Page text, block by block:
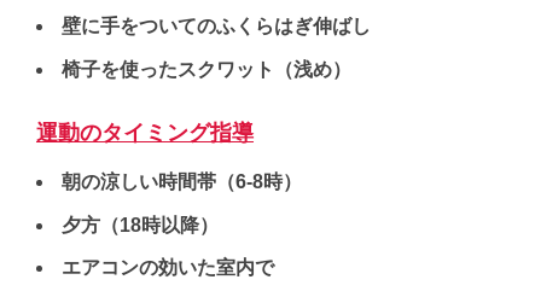
壁に手をついてのふくらはぎ伸ばし
椅子を使ったスクワット（浅め）
運動のタイミング指導
朝の涼しい時間帯（6-8時）
夕方（18時以降）
エアコンの効いた室内で